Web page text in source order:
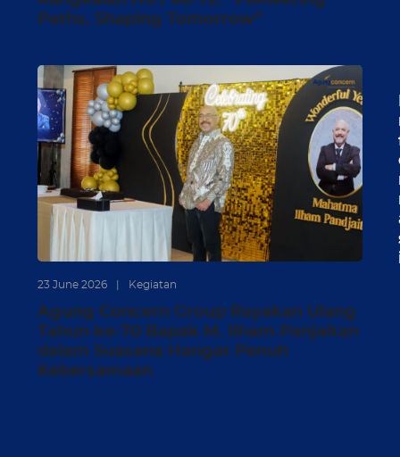
Paths, Shaping Tomorrow”
23 June 2026 Kegiatan
Agung Concern Group Rayakan Ulang
Tahun ke-70 Bapak M. Ilham Panjaitan
dalam Suasana Hangat Penuh
Kebersamaan